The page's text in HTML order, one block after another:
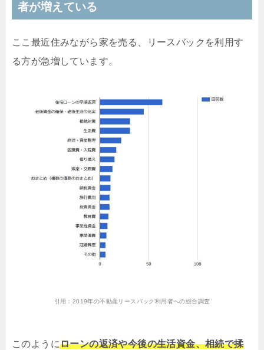
者が増えている
ここ最近住みながら家を売る、リースバックを利用す
る方が急増しています。
引用： 2019年の不動産リースバック利用者への総合調査
このようにローンの返済や今後の生活資金、相続で揉